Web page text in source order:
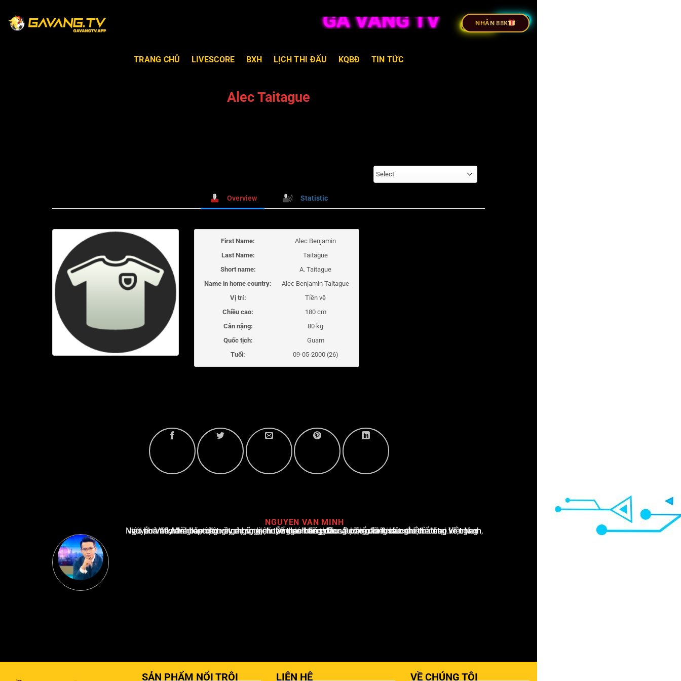
GÀ VÀNG TV TRỰC TIẾP BÓNG ĐÁ
NHÂN 88K
TRANG CHỦ LIVESCORE BXH LỊCH THI ĐẤU KQBĐ TIN TỨC
Alec Taitague
Select
Overview Statistic
First Name:
Alec Benjamin
Last Name:
Taitague
Short name:
A. Taitague
Name in home country:
Alec Benjamin Taitague
Vị trí:
Tiền vệ
Chiều cao:
180 cm
Cân nặng:
80 kg
Quốc tịch:
Guam
Tuổi:
09-05-2000 (26)
NGUYEN VAN MINH
Nguyễn Văn Minh là một trong những chuyên gia hàng đầu về báo cáo tin tức thể thao tại Việt Nam, với hơn 10 năm hoạt động trong ngành. Ông có kiến thức sâu rộng và kinh nghiệm đáng kể trong việc phân tích và báo cáo về các sự kiện thể thao hàng đầu. Sự hiểu biết sâu sắc của ông về ngành này đã giúp ông xây dựng uy tín và danh tiếng trong cộng đồng báo chí thể thao.
SẢN PHẨM NỔI TRỘI LIÊN HỆ VỀ CHÚNG TÔI